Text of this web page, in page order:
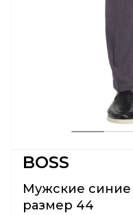
BOSS
Мужские синие
размер 44